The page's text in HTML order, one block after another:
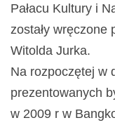
Pałacu Kultury i
zostały wręczone
Witolda Jurka.
Na rozpoczętej w
prezentowanych
w 2009 r w